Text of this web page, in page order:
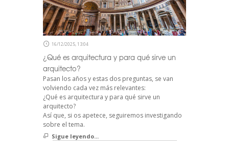
16/12/2025, 13:04
¿Qué es arquitectura y para qué sirve un
arquitecto?
Pasan los años y estas dos preguntas, se van
volviendo cada vez más relevantes:
¿Qué es arquitectura y para qué sirve un
arquitecto?
Así que, si os apetece, seguiremos investigando
sobre el tema.
Sigue leyendo...